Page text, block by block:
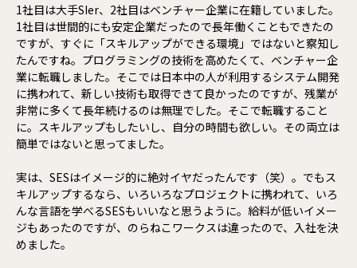
1社目は大手SIer、2社目はベンチャー企業に在籍していました。
1社目は世間的にも安定企業だったので長年働くこともできたの
ですが、すぐに「スキルアップができる環境」ではないと察知し
たんですね。プログラミングの技術を高めたくて、ベンチャー企
業に転職しました。そこでは日本中の人が利用するシステム開発
に携われて、新しい技術も取得できて良かったのですが、残業が
非常に多くて長年続けるのは無理でした。そこで転職すること
に。スキルアップもしたいし、自分の時間も欲しい。その両立は
簡単ではないと思ってました。
実は、SESはイメージ的に絶対イヤだったんです（笑）。でもス
キルアップするなら、いろいろなプロジェクトに携われて、いろ
んな言語を学べるSESもいいなと思うように。給料が低いイメー
ジもあったのですが、のらねこワークスは違ったので、入社を決
めました。